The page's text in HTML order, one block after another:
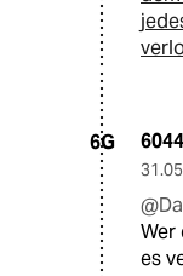
6G
Wer
es